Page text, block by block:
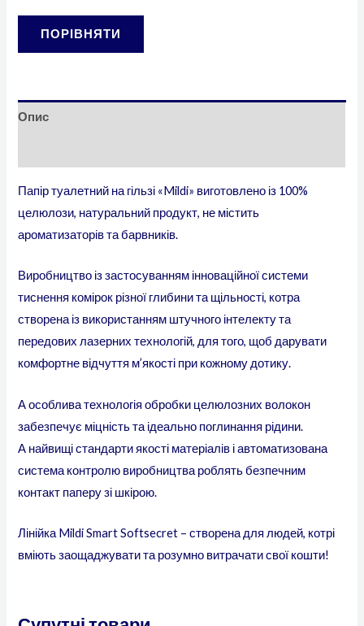
ПОРІВНЯТИ
Опис
Папір туалетний на гільзі «Mildi» виготовлено із 100%
целюлози, натуральний продукт, не містить
ароматизаторів та барвників.
Виробництво із застосуванням інноваційної системи
тиснення комірок різної глибини та щільності, котра
створена із використанням штучного інтелекту та
передових лазерних технологій, для того, щоб дарувати
комфортне відчуття м’якості при кожному дотику.
А особлива технологія обробки целюлозних волокон
забезпечує міцність та ідеально поглинання рідини.
А найвищі стандарти якості матеріалів і автоматизована
система контролю виробництва роблять безпечним
контакт паперу зі шкірою.
Лінійка Mildi Smart Softsecret – створена для людей, котрі
вміють заощаджувати та розумно витрачати свої кошти!